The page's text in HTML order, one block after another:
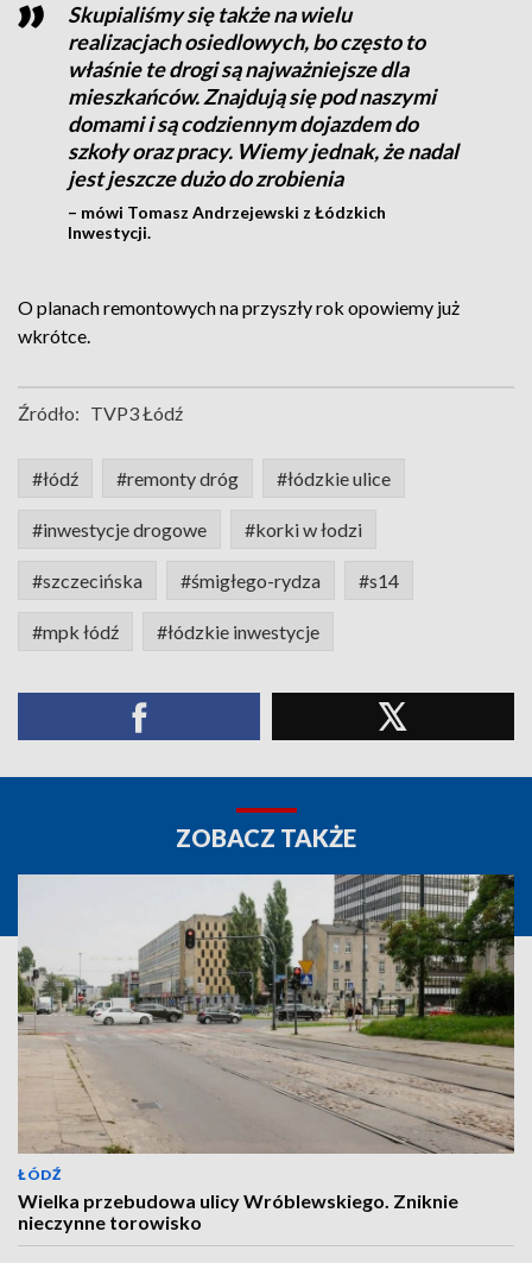
Skupialiśmy się także na wielu
realizacjach osiedlowych, bo często to
właśnie te drogi są najważniejsze dla
mieszkańców. Znajdują się pod naszymi
domami i są codziennym dojazdem do
szkoły oraz pracy. Wiemy jednak, że nadal
jest jeszcze dużo do zrobienia
– mówi Tomasz Andrzejewski z Łódzkich
Inwestycji.
O planach remontowych na przyszły rok opowiemy już
wkrótce.
Źródło: TVP3 Łódź
#łódź #remonty dróg #łódzkie ulice
#inwestycje drogowe #korki w łodzi
#szczecińska #śmigłego-rydza #s14
#mpk łódź #łódzkie inwestycje
ZOBACZ TAKŻE
ŁÓDŹ
Wielka przebudowa ulicy Wróblewskiego. Zniknie
nieczynne torowisko